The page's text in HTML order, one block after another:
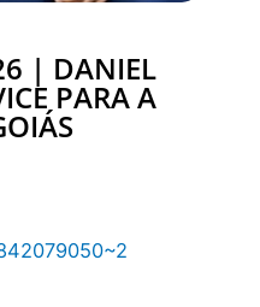
| DANIEL
PARA A